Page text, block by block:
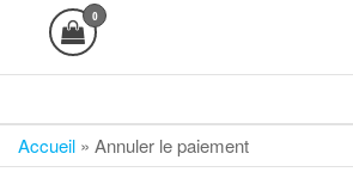
0
Accueil » Annuler le paiement